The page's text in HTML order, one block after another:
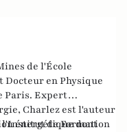
de l'École
Docteur en Physique
Paris. Expert
Charlez est l'auteur
énergétique dont
l'Institut de Formation